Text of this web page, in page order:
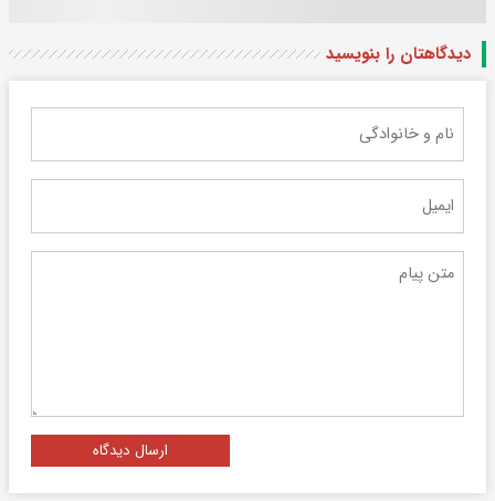
دیدگاهتان را بنویسید
ارسال دیدگاه